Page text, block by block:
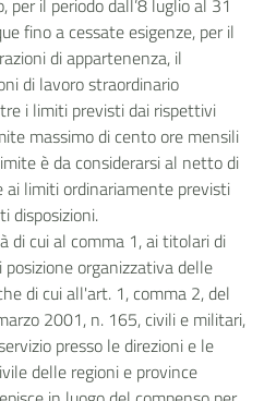
per il periodo dall’8 luglio al 31
fino a cessate esigenze, per il
di appartenenza, il
di lavoro straordinario
i limiti previsti dai rispettivi
massimo di cento ore mensili
è da considerarsi al netto di
limiti ordinariamente previsti
disposizioni.
di cui al comma 1, ai titolari di
organizzativa delle
di cui all'art. 1, comma 2, del
2001, n. 165, civili e militari,
presso le direzioni e le
delle regioni e province